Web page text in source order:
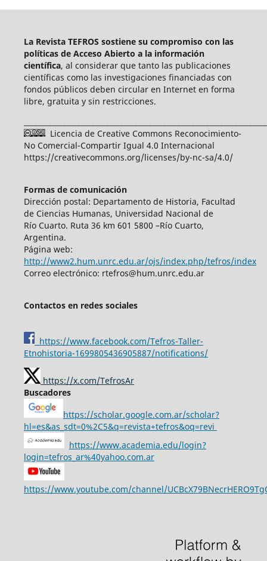
La Revista TEFROS sostiene su compromiso con las
políticas de Acceso Abierto a la información
científica, al considerar que tanto las publicaciones
científicas como las investigaciones financiadas con
fondos públicos deben circular en Internet en forma
libre, gratuita y sin restricciones.
Licencia de Creative Commons Reconocimiento-
No Comercial-Compartir Igual 4.0 Internacional
https://creativecommons.org/licenses/by-nc-sa/4.0/
Formas de comunicación
Dirección postal: Departamento de Historia, Facultad
de Ciencias Humanas, Universidad Nacional de
Río Cuarto. Ruta 36 km 601 5800 –Río Cuarto,
Argentina.
Página web:
http://www2.hum.unrc.edu.ar/ojs/index.php/tefros/index
Correo electrónico: rtefros@hum.unrc.edu.ar
Contactos en redes sociales
https://www.facebook.com/Tefros-Taller-
Etnohistoria-1699805436905887/notifications/
https://x.com/TefrosAr
Buscadores
https://scholar.google.com.ar/scholar?
hl=es&as_sdt=0%2C5&q=revista+tefros&oq=revi
https://www.academia.edu/login?
login=tefros_ar%40yahoo.com.ar
https://www.youtube.com/channel/